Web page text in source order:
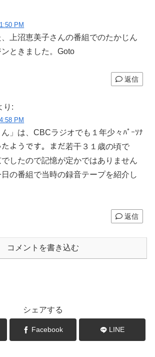
PM
上沼恵美子さんの番組でのたかじん
ときました。Goto
返信
り:
PM
ん」は、CBCラジオでも１年少々ﾊﾟｰｿﾅ
たようです。まだ若干３１歳の頃で
したので記憶が定かではありません
の番組で当時の録音テープを紹介し
返信
コメントを書き込む
シェアする
Facebook LINE